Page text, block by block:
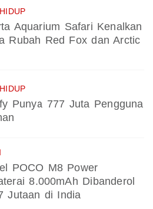
Aquarium Safari Kenalkan
Rubah Red Fox dan Arctic
Punya 777 Juta Pengguna
POCO M8 Power
8.000mAh Dibanderol
Jutaan di India